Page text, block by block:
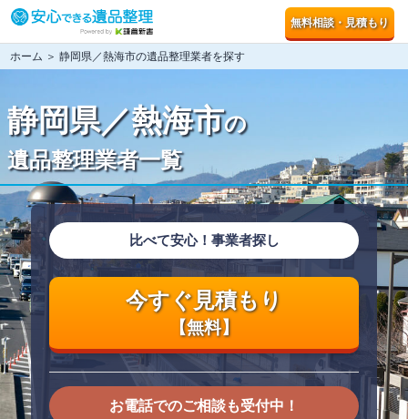
無料相談・見積もり
ホーム ＞ 静岡県／熱海市の遺品整理業者を探す
静岡県／熱海市の
遺品整理業者一覧
比べて安心！事業者探し
今すぐ見積もり
【無料】
お電話でのご相談も受付中！